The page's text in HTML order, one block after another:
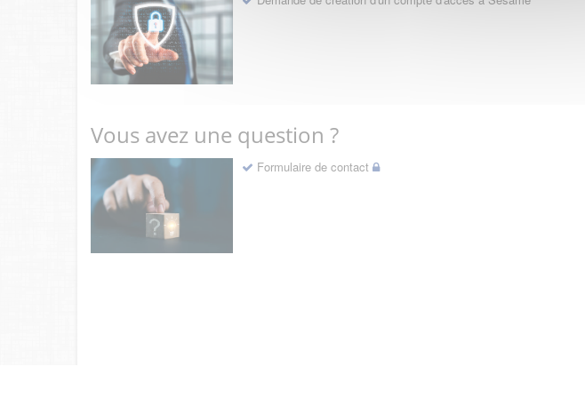
Vous avez une question ?
Formulaire de contact